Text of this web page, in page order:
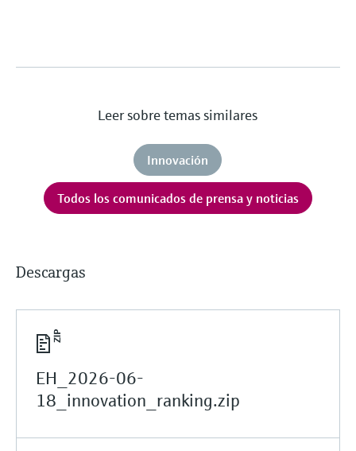
Leer sobre temas similares
Innovación
Todos los comunicados de prensa y noticias
Descargas
EH_2026-06-
18_innovation_ranking.zip